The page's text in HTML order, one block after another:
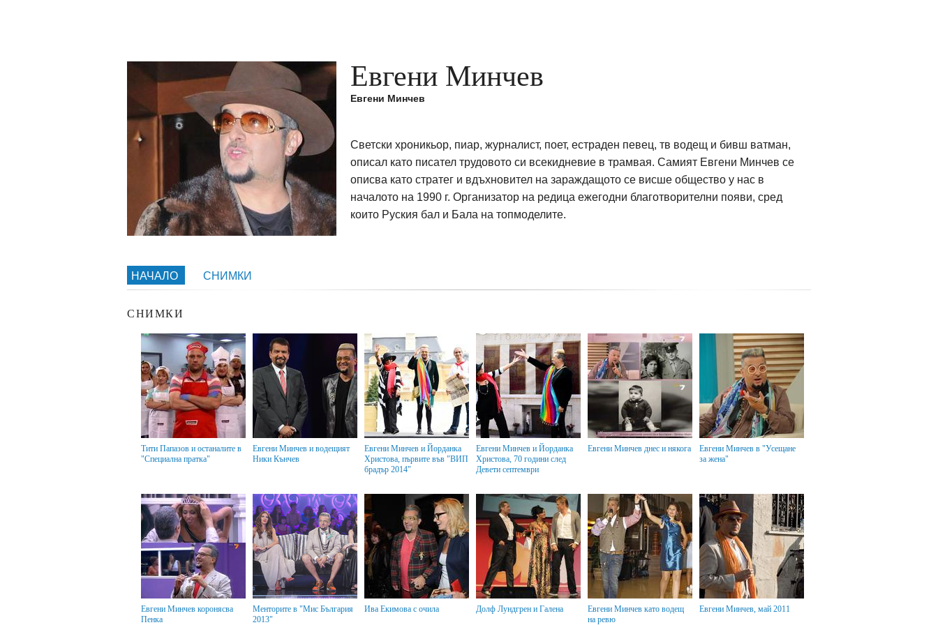
Евгени Минчев
Евгени Минчев
Светски хроникьор, пиар, журналист, поет, естраден певец, тв водещ и бивш ватман,
описал като писател трудовото си всекидневие в трамвая. Самият Евгени Минчев се
описва като стратег и вдъхновител на зараждащото се висше общество у нас в
началото на 1990 г. Организатор на редица ежегодни благотворителни появи, сред
които Руския бал и Бала на топмоделите.
НАЧАЛО СНИМКИ
СНИМКИ
Тити Папазов и останалите в
"Специална пратка"
Евгени Минчев и водещият
Ники Кънчев
Евгени Минчев и Йорданка
Христова, първите във "ВИП
брадър 2014"
Евгени Минчев и Йорданка
Христова, 70 години след
Девети септември
Евгени Минчев днес и някога
Евгени Минчев в "Усещане
за жена"
Евгени Минчев коронясва
Пенка
Менторите в "Мис България
2013"
Ива Екимова с очила Долф Лундгрен и Галена
Евгени Минчев като водещ
на ревю
Евгени Минчев, май 2011